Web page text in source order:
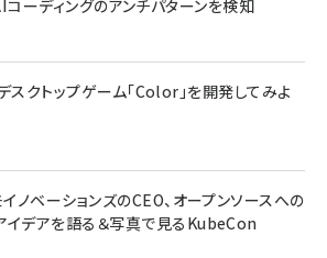
ーディングのアンチパターンを検知
スクトップゲーム「Color」を開発してみよ
ノベーションズのCEO、オープンソースへの
イデアを語る＆写真で見るKubeCon